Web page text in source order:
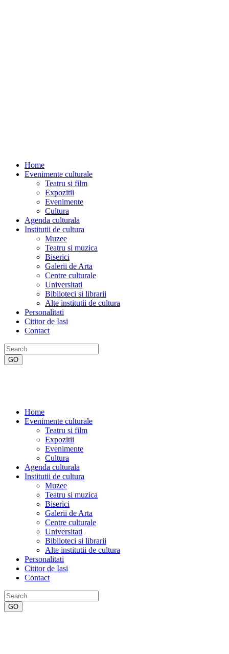
Home
Evenimente culturale
Teatru si film
Expozitii
Evenimente
Cultura
Agenda culturala
Institutii de cultura
Muzee
Teatru si muzica
Biserici
Galerii de Arta
Centre culturale
Universitati
Biblioteci si librarii
Alte institutii de cultura
Personalitati
Cititor de Iasi
Contact
Home
Evenimente culturale
Teatru si film
Expozitii
Evenimente
Cultura
Agenda culturala
Institutii de cultura
Muzee
Teatru si muzica
Biserici
Galerii de Arta
Centre culturale
Universitati
Biblioteci si librarii
Alte institutii de cultura
Personalitati
Cititor de Iasi
Contact